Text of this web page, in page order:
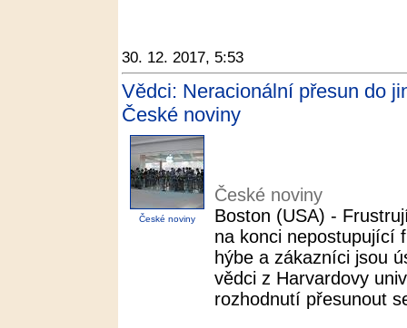
30. 12. 2017, 5:53
Vědci: Neracionální přesun do
České noviny
České noviny
České noviny
Boston (USA) -
na konci nepostupující
hýbe a zákazníci jsou
vědci z Harvardovy
rozhodnutí přesunout